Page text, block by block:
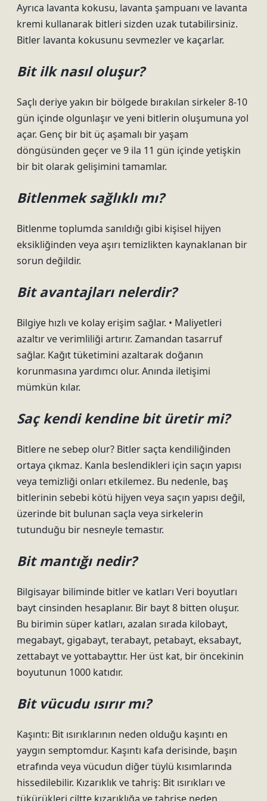
Ayrıca lavanta kokusu, lavanta şampuanı ve lavanta
kremi kullanarak bitleri sizden uzak tutabilirsiniz.
Bitler lavanta kokusunu sevmezler ve kaçarlar.
Bit ilk nasıl oluşur?
Saçlı deriye yakın bir bölgede bırakılan sirkeler 8-10
gün içinde olgunlaşır ve yeni bitlerin oluşumuna yol
açar. Genç bir bit üç aşamalı bir yaşam
döngüsünden geçer ve 9 ila 11 gün içinde yetişkin
bir bit olarak gelişimini tamamlar.
Bitlenmek sağlıklı mı?
Bitlenme toplumda sanıldığı gibi kişisel hijyen
eksikliğinden veya aşırı temizlikten kaynaklanan bir
sorun değildir.
Bit avantajları nelerdir?
Bilgiye hızlı ve kolay erişim sağlar. • Maliyetleri
azaltır ve verimliliği artırır. Zamandan tasarruf
sağlar. Kağıt tüketimini azaltarak doğanın
korunmasına yardımcı olur. Anında iletişimi
mümkün kılar.
Saç kendi kendine bit üretir mi?
Bitlere ne sebep olur? Bitler saçta kendiliğinden
ortaya çıkmaz. Kanla beslendikleri için saçın yapısı
veya temizliği onları etkilemez. Bu nedenle, baş
bitlerinin sebebi kötü hijyen veya saçın yapısı değil,
üzerinde bit bulunan saçla veya sirkelerin
tutunduğu bir nesneyle temastır.
Bit mantığı nedir?
Bilgisayar biliminde bitler ve katları Veri boyutları
bayt cinsinden hesaplanır. Bir bayt 8 bitten oluşur.
Bu birimin süper katları, azalan sırada kilobayt,
megabayt, gigabayt, terabayt, petabayt, eksabayt,
zettabayt ve yottabayttır. Her üst kat, bir öncekinin
boyutunun 1000 katıdır.
Bit vücudu ısırır mı?
Kaşıntı: Bit ısırıklarının neden olduğu kaşıntı en
yaygın semptomdur. Kaşıntı kafa derisinde, başın
etrafında veya vücudun diğer tüylü kısımlarında
hissedilebilir. Kızarıklık ve tahriş: Bit ısırıkları ve